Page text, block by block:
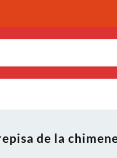
de la